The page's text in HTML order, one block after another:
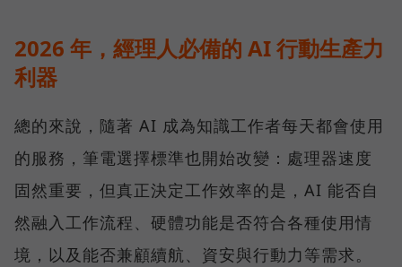
2026 年，經理人必備的 AI 行動生產力
利器
總的來說，隨著 AI 成為知識工作者每天都會使用
的服務，筆電選擇標準也開始改變：處理器速度
固然重要，但真正決定工作效率的是，AI 能否自
然融入工作流程、硬體功能是否符合各種使用情
境，以及能否兼顧續航、資安與行動力等需求。